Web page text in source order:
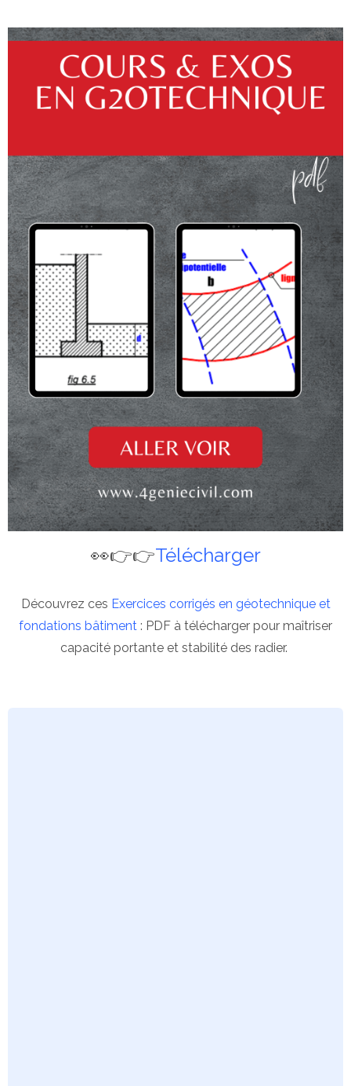
👀👉👉Télécharger
Découvrez ces Exercices corrigés en géotechnique et
fondations bâtiment : PDF à télécharger pour maîtriser
capacité portante et stabilité des radier.